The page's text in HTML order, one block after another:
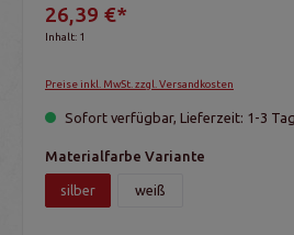
26,39 €*
Inhalt: 1
Preise inkl. MwSt. zzgl. Versandkosten
Sofort verfügbar, Lieferzeit: 1-3
Materialfarbe Variante
silber weiß